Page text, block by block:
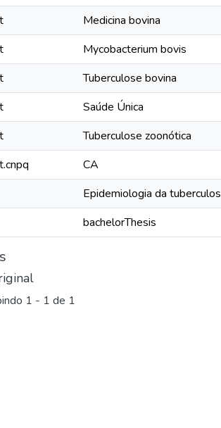
Medicina bovina
Mycobacterium bovis
Tuberculose bovina
Saúde Única
Tuberculose zoonótica
CA
Epidemiologia da
bachelorThesis
1 - 1 de 1